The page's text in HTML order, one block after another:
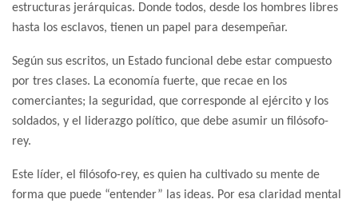
estructuras jerárquicas. Donde todos, desde los hombres libres
hasta los esclavos, tienen un papel para desempeñar.
Según sus escritos, un Estado funcional debe estar compuesto
por tres clases. La economía fuerte, que recae en los
comerciantes; la seguridad, que corresponde al ejército y los
soldados, y el liderazgo político, que debe asumir un filósofo-
rey.
Este líder, el filósofo-rey, es quien ha cultivado su mente de
forma que puede “entender” las ideas. Por esa claridad mental